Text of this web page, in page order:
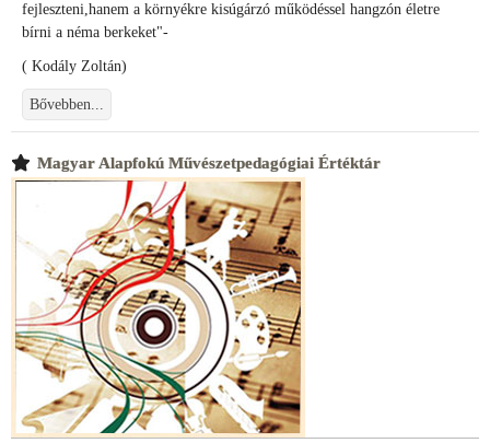
fejleszteni,hanem a környékre kisúgárzó működéssel hangzón életre
bírni a néma berkeket"-
( Kodály Zoltán)
Bővebben...
Magyar Alapfokú Művészetpedagógiai Értéktár